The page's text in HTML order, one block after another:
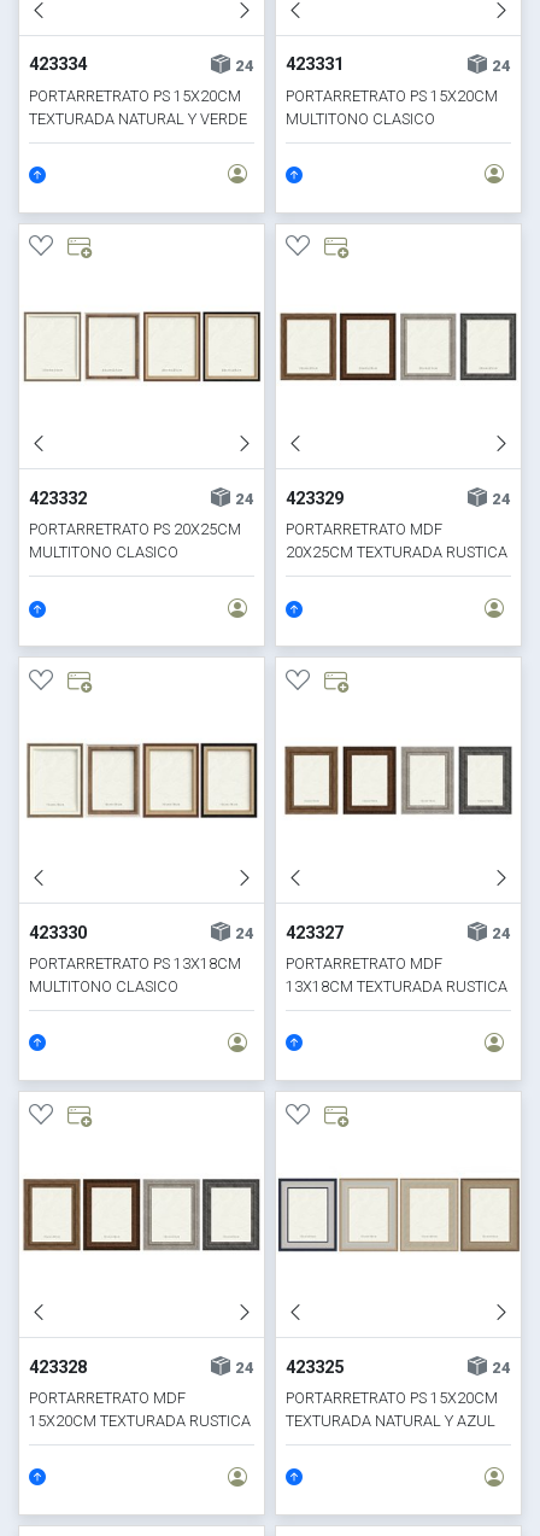
423334
24
PORTARRETRATO PS 15X20CM
TEXTURADA NATURAL Y VERDE
423331
24
PORTARRETRATO PS 15X20CM
MULTITONO CLASICO
423332
24
PORTARRETRATO PS 20X25CM
MULTITONO CLASICO
423329
24
PORTARRETRATO MDF
20X25CM TEXTURADA RUSTICA
Y GRIS
423330
24
PORTARRETRATO PS 13X18CM
MULTITONO CLASICO
423327
24
PORTARRETRATO MDF
13X18CM TEXTURADA RUSTICA
Y GRIS
423328
24
PORTARRETRATO MDF
15X20CM TEXTURADA RUSTICA
Y GRIS
423325
24
PORTARRETRATO PS 15X20CM
TEXTURADA NATURAL Y AZUL